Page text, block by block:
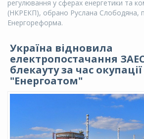
регулювання у сферах енергетики та
(НКРЕКП), обрано Руслана Слободяна,
Енергореформа.
Україна відновила
електропостачання
блекауту за час окупації
"Енергоатом"